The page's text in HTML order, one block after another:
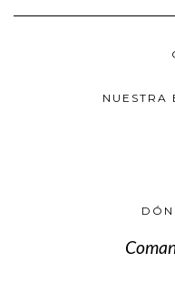
NUESTRA